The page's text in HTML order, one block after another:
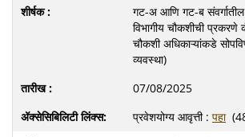
गट-अ आणि गट-ब
विभागीय चौकशीची प्रकरणे
चौकशी अधिकाऱ्यांकडे
व्यवस्था)
07/08/2025
प्रवेशयोग्य आवृत्ती : पहा